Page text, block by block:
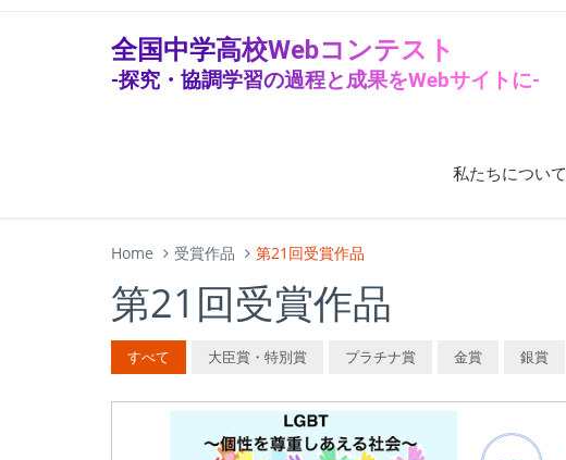
全国中学高校Webコンテスト
-探究・協調学習の過程と成果をWebサイトに-
私たちについて
Home 受賞作品 第21回受賞作品
第21回受賞作品
すべて 大臣賞・特別賞 プラチナ賞 金賞 銀賞